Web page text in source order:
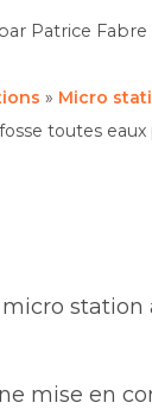
Patrice Fabre
» Micro
toutes eaux
mise en